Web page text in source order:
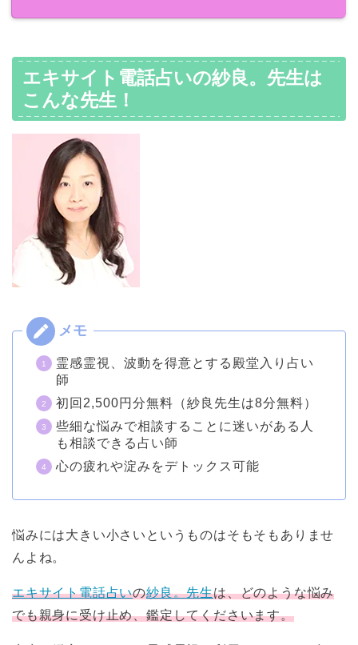
エキサイト電話占いの紗良。先生は
こんな先生！
霊感霊視、波動を得意とする殿堂入り占い
師
初回2,500円分無料（紗良先生は8分無料）
些細な悩みで相談することに迷いがある人
も相談できる占い師
心の疲れや淀みをデトックス可能
悩みには大きい小さいというものはそもそもありませ
んよね。
エキサイト電話占いの紗良。先生は、どのような悩み
でも親身に受け止め、鑑定してくださいます。